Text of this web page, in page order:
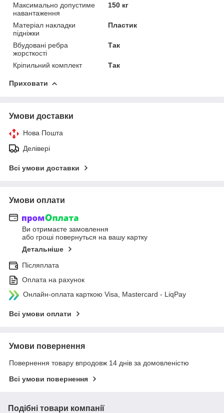
Максимально допустиме
навантаження
150 кг
Матеріал накладки
підніжки
Пластик
Вбудовані ребра
жорсткості
Так
Кріпильний комплект Так
Приховати
Умови доставки
Нова Пошта
Делівері
Всі умови доставки
Умови оплати
Ви отримаєте замовлення
або гроші повернуться на вашу картку
Детальніше
Післяплата
Оплата на рахунок
Онлайн-оплата карткою Visa, Mastercard - LiqPay
Всі умови оплати
Умови повернення
Повернення товару впродовж 14 днів за домовленістю
Всі умови повернення
Подібні товари компанії